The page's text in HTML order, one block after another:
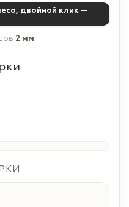
двойной клик —
2 мм